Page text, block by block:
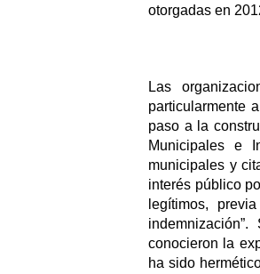
otorgadas en
Las
particularmente
paso a la
Municipales e
municipales y
interés público
legítimos,
conocieron la
ha sido